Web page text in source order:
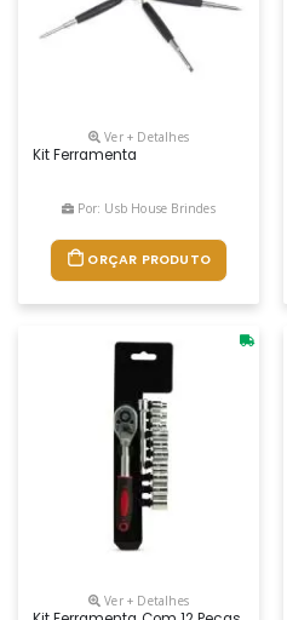
Ver + Detalhes
Kit Ferramenta
Por: Usb House Brindes
ORÇAR PRODUTO
Ver + Detalhes